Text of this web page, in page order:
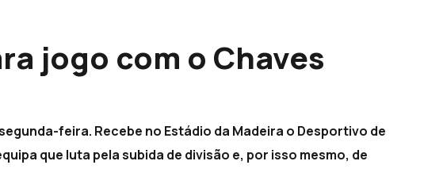
jogo com o Chaves
feira. Recebe no Estádio da Madeira o Desportivo de
que luta pela subida de divisão e, por isso mesmo, de